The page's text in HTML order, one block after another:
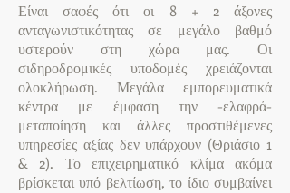
Είναι σαφές ότι οι 8 + 2 άξονες
ανταγωνιστικότητας σε μεγάλο βαθμό
υστερούν στη χώρα μας. Οι
σιδηροδρομικές υποδομές χρειάζονται
ολοκλήρωση. Μεγάλα εμπορευματικά
κέντρα με έμφαση την -ελαφρά-
μεταποίηση και άλλες προστιθέμενες
υπηρεσίες αξίας δεν υπάρχουν (Θριάσιο 1
& 2). Το επιχειρηματικό κλίμα ακόμα
βρίσκεται υπό βελτίωση, το ίδιο συμβαίνει